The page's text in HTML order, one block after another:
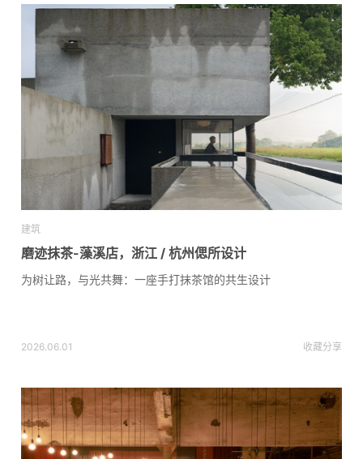
建筑
磨迹抹茶-藻溪店，浙江 / 杭州偲所设计
为树让路，与光共舞：一座手打抹茶馆的共生设计
2026.06.01 收藏分享